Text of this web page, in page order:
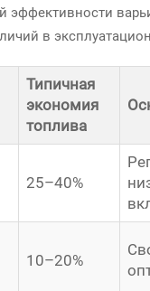
эффективности
в
Типичная
экономия
топлива
25–40%
10–20%